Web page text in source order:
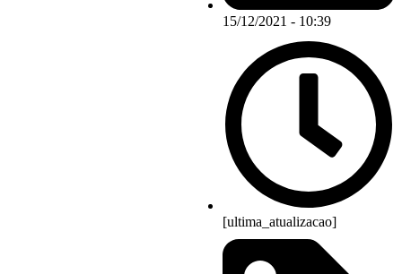
15/12/2021 - 10:39
[ultima_atualizacao]